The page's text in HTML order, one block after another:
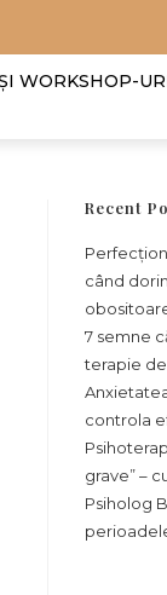
WORKSHOP-
Recent
când
7 semne
terapie
controla
grave” –
Psiholog